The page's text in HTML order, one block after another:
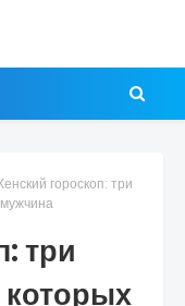
гороскоп: три
три
которых